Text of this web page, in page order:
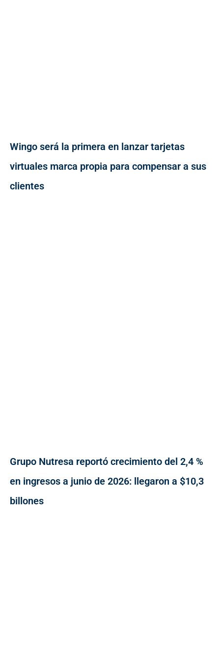
Wingo será la primera en lanzar tarjetas
virtuales marca propia para compensar a sus
clientes
Grupo Nutresa reportó crecimiento del 2,4 %
en ingresos a junio de 2026: llegaron a $10,3
billones